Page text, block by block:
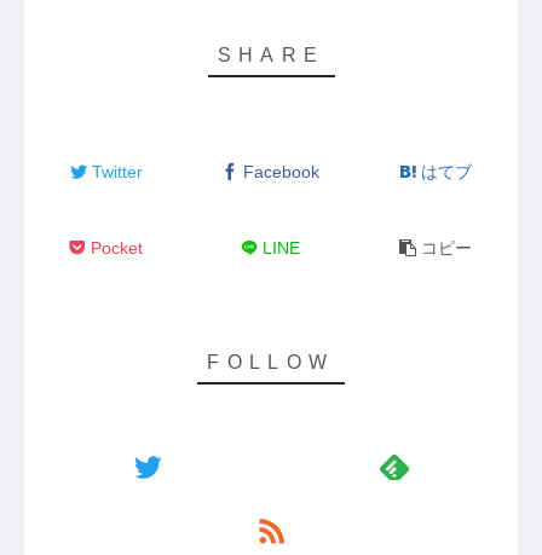
Twitter Facebook はてブ
Pocket LINE コピー